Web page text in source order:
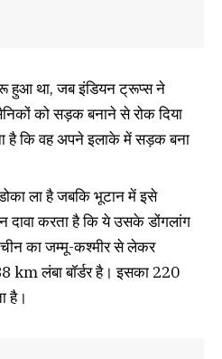
हुआ था, जब इंडियन ट्रूप्स ने
को सड़क बनाने से रोक दिया
है कि वह अपने इलाके में सड़क बना
ला है जबकि भूटान में इसे
दावा करता है कि ये उसके डोंगलांग
का जम्मू-कश्मीर से लेकर
लंबा बॉर्डर है। इसका 220
है।